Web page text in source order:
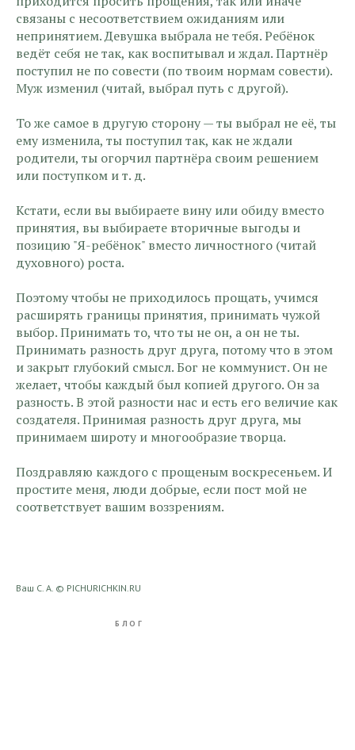
связаны с несоответствием ожиданиям или
непринятием. Девушка выбрала не тебя. Ребёнок
ведёт себя не так, как воспитывал и ждал. Партнёр
поступил не по совести (по твоим нормам совести).
Муж изменил (читай, выбрал путь с другой).
То же самое в другую сторону — ты выбрал не её, ты
ему изменила, ты поступил так, как не ждали
родители, ты огорчил партнёра своим решением
или поступком и т. д.
Кстати, если вы выбираете вину или обиду вместо
принятия, вы выбираете вторичные выгоды и
позицию "Я-ребёнок" вместо личностного (читай
духовного) роста.
Поэтому чтобы не приходилось прощать, учимся
расширять границы принятия, принимать чужой
выбор. Принимать то, что ты не он, а он не ты.
Принимать разность друг друга, потому что в этом
и закрыт глубокий смысл. Бог не коммунист. Он не
желает, чтобы каждый был копией другого. Он за
разность. В этой разности нас и есть его величие как
создателя. Принимая разность друг друга, мы
принимаем широту и многообразие творца.
Поздравляю каждого с прощеным воскресеньем. И
простите меня, люди добрые, если пост мой не
соответствует вашим воззрениям.
Ваш С. А. © PICHURICHKIN.RU
БЛОГ